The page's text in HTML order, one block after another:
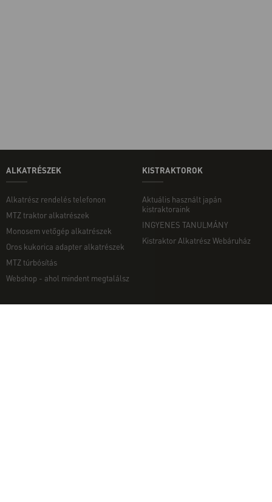
ALKATRÉSZEK
Alkatrész rendelés telefonon
MTZ traktor alkatrészek
Monosem vetőgép alkatrészek
Oros kukorica adapter alkatrészek
MTZ túrbósítás
Webshop - ahol mindent megtalálsz
KISTRAKTOROK
Aktuális használt japán
kistraktoraink
INGYENES TANULMÁNY
Kistraktor Alkatrész Webáruház